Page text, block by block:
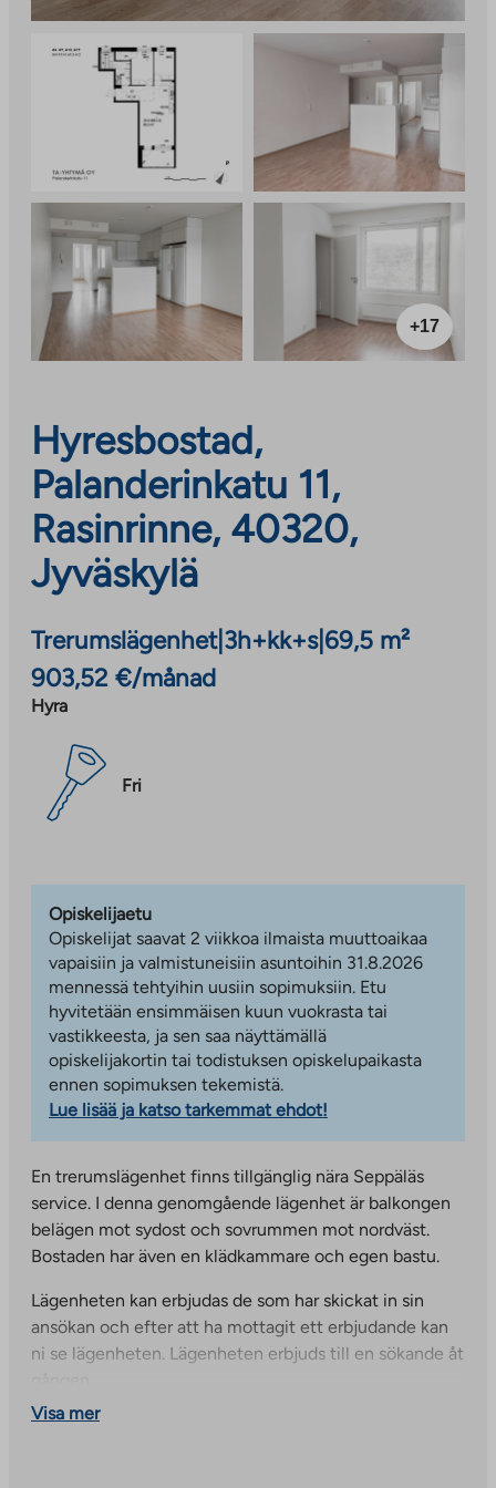
+17
Hyresbostad,
Palanderinkatu 11,
Rasinrinne, 40320,
Jyväskylä
Trerumslägenhet| 3h+kk+s| 69,5 m²
903,52 €/månad
Hyra
Fri
Opiskelijaetu
Opiskelijat saavat 2 viikkoa ilmaista muuttoaikaa
vapaisiin ja valmistuneisiin asuntoihin 31.8.2026
mennessä tehtyihin uusiin sopimuksiin. Etu
hyvitetään ensimmäisen kuun vuokrasta tai
vastikkeesta, ja sen saa näyttämällä
opiskelijakortin tai todistuksen opiskelupaikasta
ennen sopimuksen tekemistä.
Lue lisää ja katso tarkemmat ehdot!
En trerumslägenhet finns tillgänglig nära Seppäläs
service. I denna genomgående lägenhet är balkongen
belägen mot sydost och sovrummen mot nordväst.
Bostaden har även en klädkammare och egen bastu.
Lägenheten kan erbjudas de som har skickat in sin
ansökan och efter att ha mottagit ett erbjudande kan
ni se lägenheten. Lägenheten erbjuds till en sökande åt
Lägenheten är tillgänglig omgående. Kontakta oss så
Visa mer